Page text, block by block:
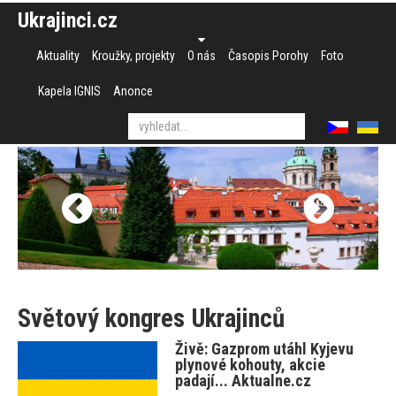
Ukrajinci.cz
Aktuality Kroužky, projekty O nás Časopis Porohy Foto
Kapela IGNIS Anonce
Světový kongres Ukrajinců
Živě: Gazprom utáhl Kyjevu
plynové kohouty, akcie
padají... Aktualne.cz